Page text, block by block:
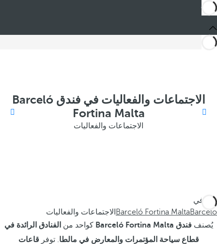
الاجتماعات والفعاليات في فندق Barceló
Fortina Malta
الاجتماعات والفعاليات
أنت في
Barceló
Barceló Fortina Malta الاجتماعات والفعاليات
يُصنففندق Barceló Fortina Malta كواحد من الفنادق الرائدة في
قطاع سياحة المؤتمرات والمعارض في مالطا. توفرقاعات